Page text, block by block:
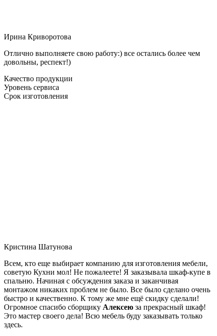
Ирина Криворотова
Отлично выполняете свою работу:) все остались более чем
довольны, респект!)
Качество продукции
Уровень сервиса
Срок изготовления
Кристина Шатунова
Всем, кто еще выбирает компанию для изготовления мебели,
советую Кухни мол! Не пожалеете! Я заказывала шкаф-купе в
спальню. Начиная с обсуждения заказа и заканчивая
монтажом никаких проблем не было. Все было сделано очень
быстро и качественно. К тому же мне ещё скидку сделали!
Огромное спасибо сборщику Алексею за прекрасный шкаф!
Это мастер своего дела! Всю мебель буду заказывать только
здесь.